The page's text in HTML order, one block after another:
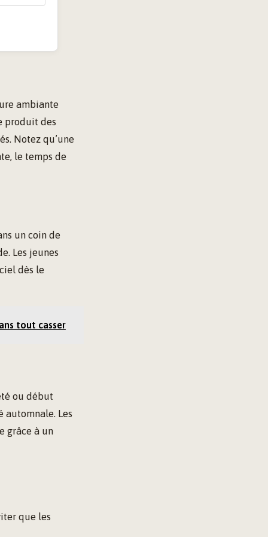
ambiante
produit des
Notez qu’une
le temps de
un coin de
Les jeunes
dès le
tout casser
ou début
automnale. Les
grâce à un
que les